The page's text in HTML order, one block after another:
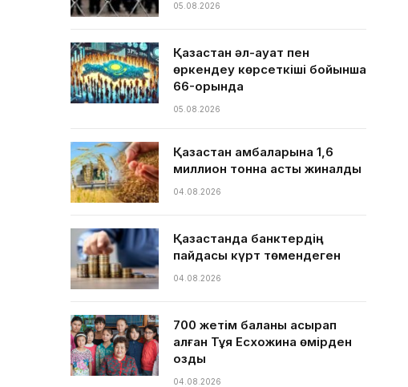
05.08.2026
Қазақстан әл-ауқат пен
өркендеу көрсеткіші бойынша
66-орында
05.08.2026
Қазақстан қамбаларына 1,6
миллион тонна астық жиналды
04.08.2026
Қазақстанда банктердің
пайдасы күрт төмендеген
04.08.2026
700 жетім баланы асырап
алған Тұяқ Есхожина өмірден
озды
04.08.2026